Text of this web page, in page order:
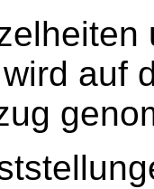
auf